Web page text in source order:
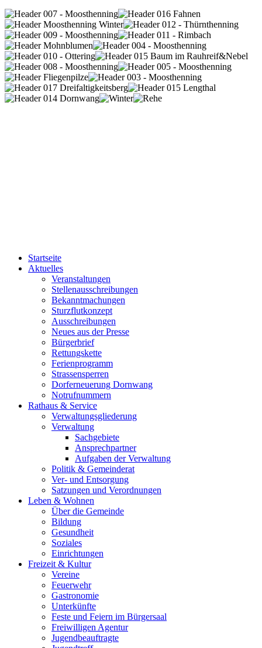
Startseite
Aktuelles
Veranstaltungen
Stellenausschreibungen
Bekanntmachungen
Sturzflutkonzept
Ausschreibungen
Neues aus der Presse
Bürgerbrief
Rettungskette
Ferienprogramm
Strassensperren
Dorferneuerung Dornwang
Notrufnummern
Rathaus & Service
Verwaltungsgliederung
Verwaltung
Sachgebiete
Ansprechpartner
Aufgaben der Verwaltung
Politik & Gemeinderat
Ver- und Entsorgung
Satzungen und Verordnungen
Leben & Wohnen
Über die Gemeinde
Bildung
Gesundheit
Soziales
Einrichtungen
Freizeit & Kultur
Vereine
Feuerwehr
Gastronomie
Unterkünfte
Feste und Feiern im Bürgersaal
Freiwilligen Agentur
Jugendbeauftragte